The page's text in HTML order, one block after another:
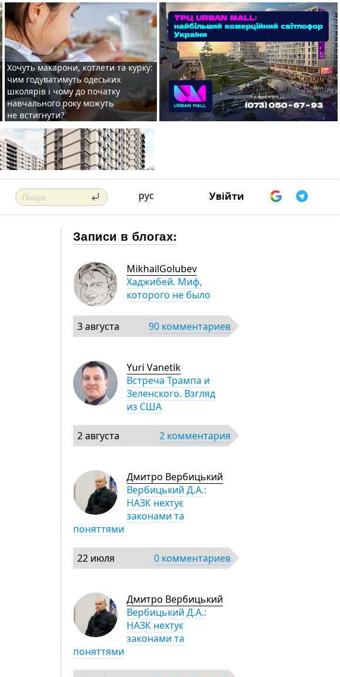
Хочуть макарони, котлети та курку:
чим годуватимуть одеських
школярів і чому до початку
навчального року можуть
не встигнути?
рус Увійти
Записи в блогах:
MikhailGolubev
Хаджибей. Миф,
которого не было
3 августа 90 комментариев
Yuri Vanetik
Встреча Трампа и
Зеленского. Взгляд
из США
2 августа 2 комментария
Дмитро Вербицький
Вербицький Д.А.:
НАЗК нехтує
законами та
поняттями
22 июля 0 комментариев
Дмитро Вербицький
Вербицький Д.А.:
НАЗК нехтує
законами та
поняттями